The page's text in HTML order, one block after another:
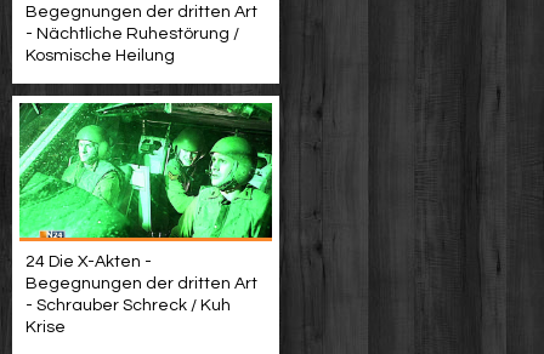
Begegnungen der dritten Art
- Nächtliche Ruhestörung /
Kosmische Heilung
24 Die X-Akten -
Begegnungen der dritten Art
- Schrauber Schreck / Kuh
Krise